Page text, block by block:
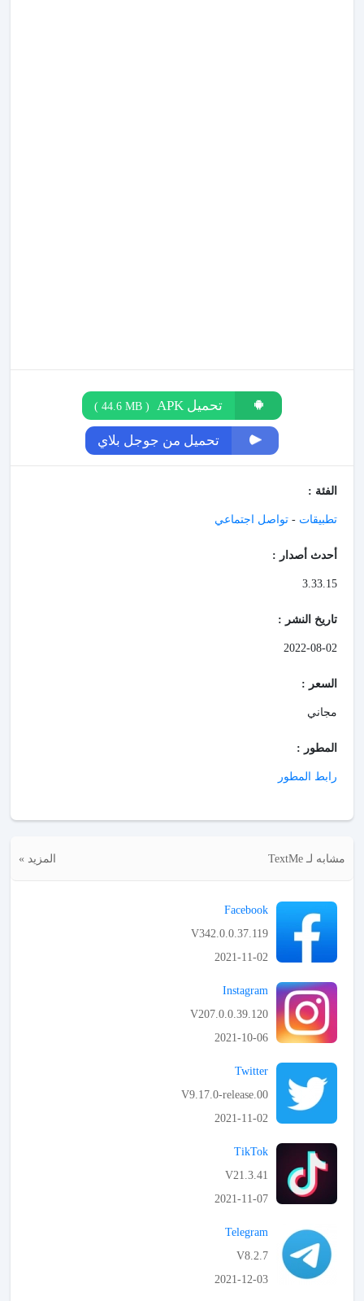
تحميل APK (
44.6 MB
)
تحميل من جوجل بلاي
الفئة :
تطبيقات - تواصل اجتماعي
أحدث أصدار :
3.33.15
تاريخ النشر :
2022-08-02
السعر :
مجاني
المطور :
رابط المطور
مشابه لـ TextMe المزيد »
Facebook
V342.0.0.37.119
2021-11-02
Instagram
V207.0.0.39.120
2021-10-06
Twitter
V9.17.0-release.00
2021-11-02
TikTok
V21.3.41
2021-11-07
Telegram
V8.2.7
2021-12-03